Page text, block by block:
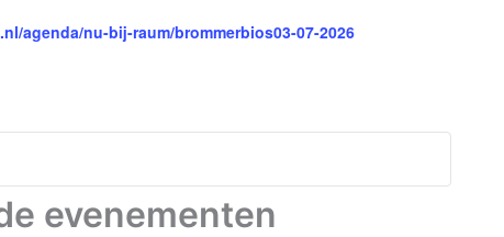
agenda/nu-bij-raum/brommerbios03-07-2026
evenementen